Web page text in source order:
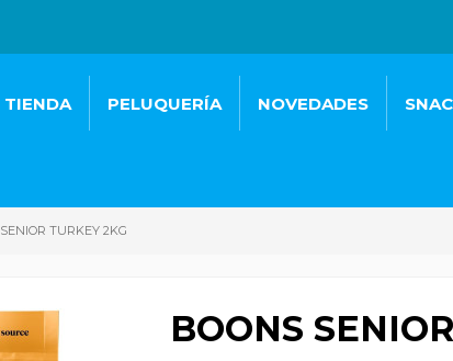
TIENDA PELUQUERÍA NOVEDADES
TURKEY 2KG
BOONS